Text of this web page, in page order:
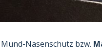
Nasenschutz bzw.